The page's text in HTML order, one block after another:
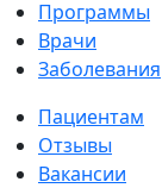
Программы
Врачи
Заболевания
Пациентам
Отзывы
Вакансии